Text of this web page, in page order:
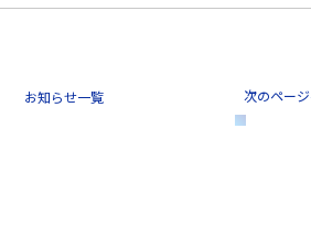
一覧 次のペー